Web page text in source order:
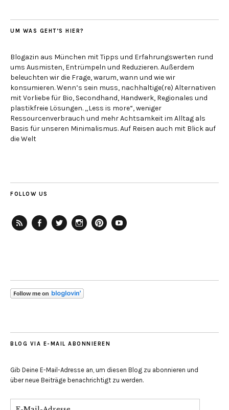
UM WAS GEHT’S HIER?
Blogazin aus München mit Tipps und Erfahrungswerten rund
ums Ausmisten, Entrümpeln und Reduzieren. Außerdem
beleuchten wir die Frage, warum, wann und wie wir
konsumieren. Wenn’s sein muss, nachhaltige(re) Alternativen
mit Vorliebe für Bio, Secondhand, Handwerk, Regionales und
plastikfreie Lösungen. „Less is more“, weniger
Ressourcenverbrauch und mehr Achtsamkeit im Alltag als
Basis für unseren Minimalismus. Auf Reisen auch mit Blick auf
die Welt
FOLLOW US
BLOG VIA E-MAIL ABONNIEREN
Gib Deine E-Mail-Adresse an, um diesen Blog zu abonnieren und
über neue Beiträge benachrichtigt zu werden.